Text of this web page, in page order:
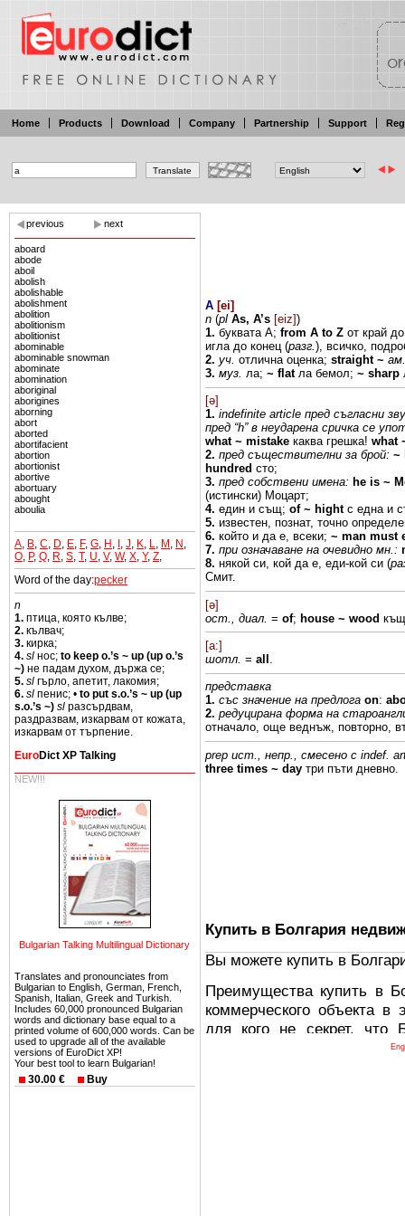
Home Products Download Company Partnership Support
previous next
aboard
abode
aboil
abolish
abolishable
abolishment
abolition
abolitionism
abolitionist
abominable
abominable snowman
abominate
abomination
aboriginal
aborigines
aborning
abort
aborted
abortifacient
abortion
abortionist
abortive
abortuary
abought
aboulia
A B C D E F, G H I J K L M N
O P, Q R S T, U V, W, X Y, Z
Word of the day:pecker
n
1. птица, която кълве;
2. кълвач;
3. кирка;
4. sl нос; to keep o.’s ~ up (up o.’s
~) не падам духом, държа се;
5. sl гърло, апетит, лакомия;
6. sl пенис; • to put s.o.’s ~ up (up
s.o.’s ~) sl разсърдвам,
раздразвам, изкарвам от кожата,
изкарвам от търпение.
EuroDict XP Talking
NEW!!!
Bulgarian Talking Multilingual Dictionary
Translates and pronounciates from
Bulgarian to English, German, French,
Spanish, Italian, Greek and Turkish.
Includes 60,000 pronounced Bulgarian
words and dictionary base equal to a
printed volume of 600,000 words. Can be
used to upgrade all of the available
versions of EuroDict XP!
Your best tool to learn Bulgarian!
30.00 € Buy
A [ei]
n (pl As, A’s [eiz])
1. буквата А; from A to Z от край
игла до конец (разг.), всичко,
2. уч. отлична оценка; straight ~ ам.
3. муз. ла; ~ flat ла бемол; ~ sharp
[ə]
1. indefinite article пред съгласни
пред “h” в неударена сричка се
what ~ mistake каква грешка! what
2. пред съществителни за брой: ~
hundred сто;
3. пред собствени имена: he is ~
(истински) Моцарт;
4. един и същ; of ~ hightс една и
5. известен, познат, точно
6. който и да е, всеки; ~ man must
7. при означаване на очевидно мн.:
8. някой си, кой да е, еди-кой си (
Смит.
[ə]
ост., диал. = of; house ~ wood
[a:]
шотл. = all
представка
1. със значение на предлога on:
2. редуцирана форма на
отначало, още веднъж, повторно,
prep ист., непр., смесено с indef.
three times ~ day три пъти дневно.
Купить в Болгария
Вы можете купить в
Преимущества купить в
коммерческого объекта
для кого не секрет, что
древних и прекрасных